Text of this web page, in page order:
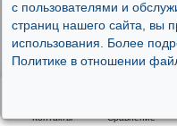
с пользователями и
страниц нашего сайта, вы
использования. Более
Политике в отношении
Контакты Сравнение